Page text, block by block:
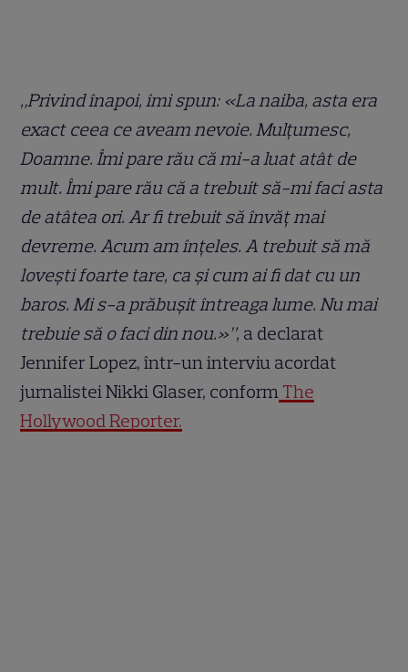
„Privind înapoi, îmi spun: «La naiba, asta era
exact ceea ce aveam nevoie. Mulțumesc,
Doamne. Îmi pare rău că mi-a luat atât de
mult. Îmi pare rău că a trebuit să-mi faci asta
de atâtea ori. Ar fi trebuit să învăț mai
devreme. Acum am înțeles. A trebuit să mă
lovești foarte tare, ca și cum ai fi dat cu un
baros. Mi s-a prăbușit întreaga lume. Nu mai
trebuie să o faci din nou.»”, a declarat
Jennifer Lopez, într-un interviu acordat
jurnalistei Nikki Glaser, conform The
Hollywood Reporter.